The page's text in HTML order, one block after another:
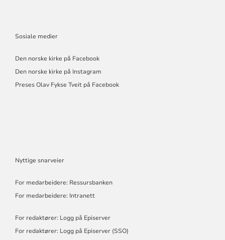
Sosiale medier
Den norske kirke på Facebook
Den norske kirke på Instagram
Preses Olav Fykse Tveit på Facebook
Nyttige snarveier
For medarbeidere: Ressursbanken
For medarbeidere: Intranett
For redaktører: Logg på Episerver
For redaktører: Logg på Episerver (SSO)